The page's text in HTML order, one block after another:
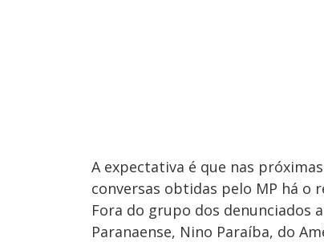
A expectativa é que nas
conversas obtidas pelo MP há o
Fora do grupo dos denunciados
Paranaense, Nino Paraíba, do